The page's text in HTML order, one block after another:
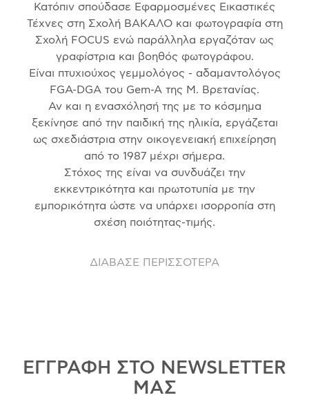
Κατόπιν σπούδασε Εφαρμοσμένες Εικαστικές
Τέχνες στη Σχολή ΒΑΚΑΛΟ και φωτογραφία στη
Σχολή FOCUS ενώ παράλληλα εργαζόταν ως
γραφίστρια και βοηθός φωτογράφου.
Είναι πτυχιούχος γεμμολόγος - αδαμαντολόγος
FGA-DGA του Gem-A της Μ. Βρετανίας.
Αν και η ενασχόλησή της με το κόσμημα
ξεκίνησε από την παιδική της ηλικία, εργάζεται
ως σχεδιάστρια στην οικογενειακή επιχείρηση
από το 1987 μέχρι σήμερα.
Στόχος της είναι να συνδυάζει την
εκκεντρικότητα και πρωτοτυπία με την
εμπορικότητα ώστε να υπάρχει ισορροπία στη
σχέση ποιότητας-τιμής.
ΔΙΑΒΑΣΕ ΠΕΡΙΣΣΟΤΕΡΑ
ΕΓΓΡΑΦΗ ΣΤΟ NEWSLETTER
ΜΑΣ